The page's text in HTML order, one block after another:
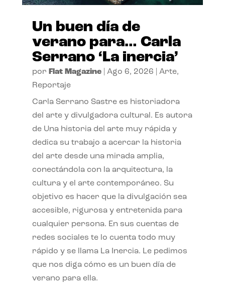
Un buen día de
verano para… Carla
Serrano ‘La inercia’
por Flat Magazine| Ago 6, 2026 Arte,
Reportaje
Carla Serrano Sastre es historiadora
del arte y divulgadora cultural. Es autora
de Una historia del arte muy rápida y
dedica su trabajo a acercar la historia
del arte desde una mirada amplia,
conectándola con la arquitectura, la
cultura y el arte contemporáneo. Su
objetivo es hacer que la divulgación sea
accesible, rigurosa y entretenida para
cualquier persona. En sus cuentas de
redes sociales te lo cuenta todo muy
rápido y se llama La Inercia. Le pedimos
que nos diga cómo es un buen día de
verano para ella.